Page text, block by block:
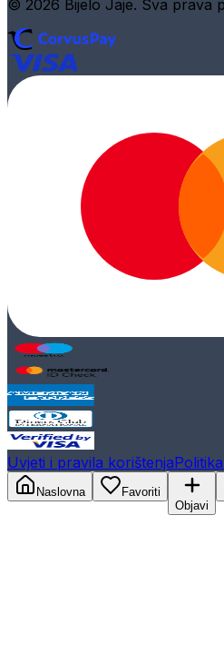
© 2026 Bijelo Jaje. Sva prava
Uvjeti i pravila korištenja
Naslovna
Favoriti
Objavi